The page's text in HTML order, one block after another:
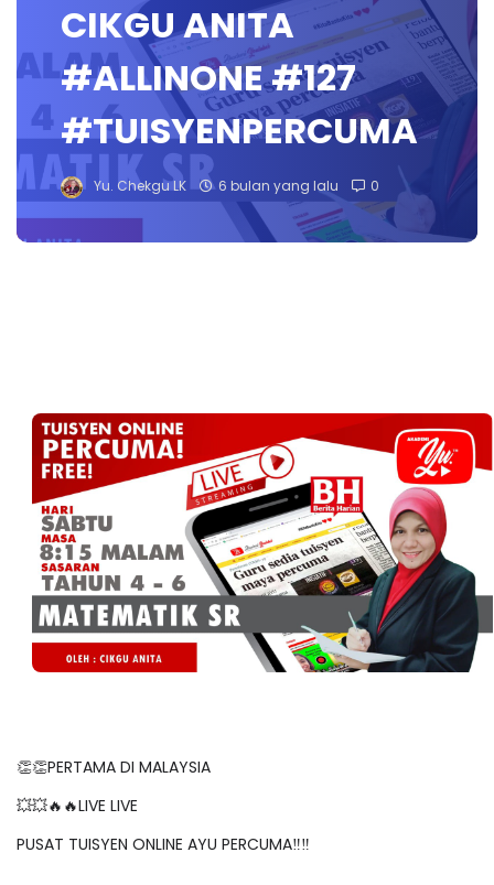
CIKGU ANITA
#ALLINONE #127
#TUISYENPERCUMA
Yu. Chekgu LK 6 bulan yang lalu 0
👏👏PERTAMA DI MALAYSIA
💥💥🔥🔥LIVE LIVE
PUSAT TUISYEN ONLINE AYU PERCUMA‼️‼️